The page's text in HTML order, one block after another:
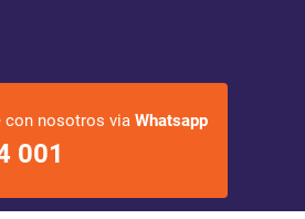
con nosotros via Whatsapp
001